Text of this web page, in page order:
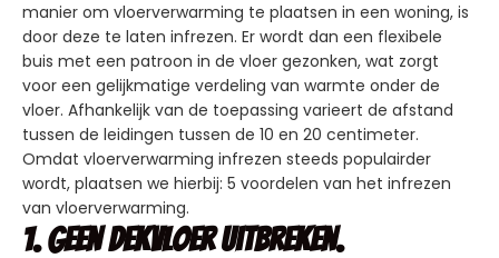
manier om vloerverwarming te plaatsen in een woning, is
door deze te laten infrezen. Er wordt dan een flexibele
buis met een patroon in de vloer gezonken, wat zorgt
voor een gelijkmatige verdeling van warmte onder de
vloer. Afhankelijk van de toepassing varieert de afstand
tussen de leidingen tussen de 10 en 20 centimeter.
Omdat vloerverwarming infrezen steeds populairder
wordt, plaatsen we hierbij: 5 voordelen van het infrezen
van vloerverwarming.
1. Geen dekvloer uitbreken.